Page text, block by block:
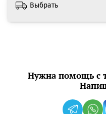
Выбрать
Нужна помощь с